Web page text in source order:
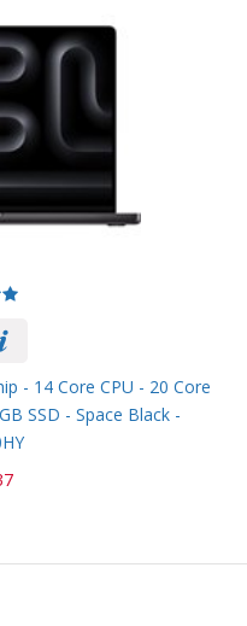
- 14 Core CPU - 20 Core
SSD - Space Black -
₪